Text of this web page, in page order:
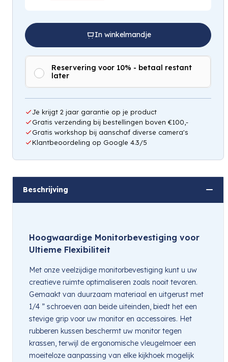
In winkelmandje
Reservering voor 10% - betaal restant
later
Je krijgt 2 jaar garantie op je product
Gratis verzending bij bestellingen boven €100,-
Gratis workshop bij aanschaf diverse camera's
Klantbeoordeling op Google 4.3/5
Beschrijving
Hoogwaardige Monitorbevestiging voor
Ultieme Flexibiliteit
Met onze veelzijdige monitorbevestiging kunt u uw
creatieve ruimte optimaliseren zoals nooit tevoren.
Gemaakt van duurzaam materiaal en uitgerust met
1/4 ” schroeven aan beide uiteinden, biedt het een
stevige grip voor uw monitor en accessoires. Het
rubberen kussen beschermt uw monitor tegen
krassen, terwijl de ergonomische vleugelmoer een
moeiteloze aanpassing van elke kijkhoek mogelijk